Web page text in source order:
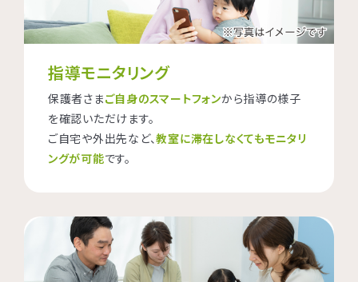
指導モニタリング
保護者さまご自身のスマートフォンから指導の様子
を確認いただけます。
ご自宅や外出先など、教室に滞在しなくてもモニタリ
ングが可能です。